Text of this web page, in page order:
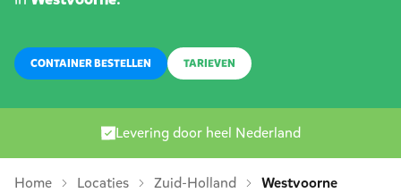
CONTAINER BESTELLEN TARIEVEN
Levering door heel Nederland
Home Locaties Zuid-Holland Westvoorne